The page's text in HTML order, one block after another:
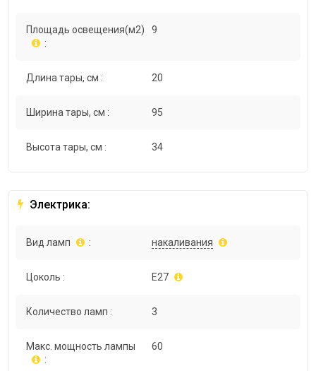
Площадь освещения(м2)
:
9
Длина тары, см : 20
Ширина тары, см : 95
Высота тары, см : 34
Электрика:
Вид ламп : накаливания
Цоколь : E27
Количество ламп : 3
Макс. мощность лампы
:
60